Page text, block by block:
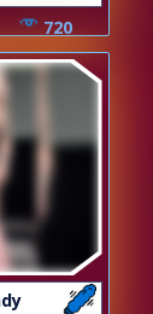
720